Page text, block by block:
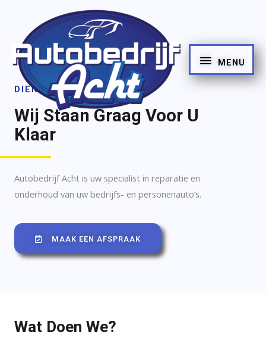
MENU
DIENSTEN
Wij Staan Graag Voor U
Klaar
Autobedrijf Acht is uw specialist in reparatie en
onderhoud van uw bedrijfs- en personenauto’s.
MAAK EEN AFSPRAAK
Wat Doen We?